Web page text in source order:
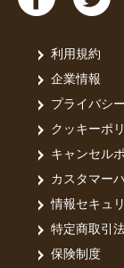
利用規約
企業情報
プライバシ
クッキーポ
キャンセル
カスタマー
情報セキュ
特定商取引
保険制度